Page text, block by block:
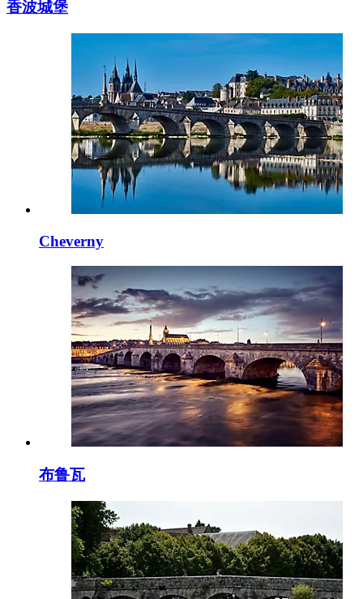
香波城堡
Cheverny
布鲁瓦